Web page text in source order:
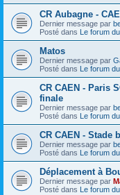
CR Aubagne -
Dernier message par
Posté dans Le forum
Matos
Dernier message par
Posté dans Le forum
CR CAEN - Paris
finale
Dernier message par
Posté dans Le forum
CR CAEN - Stade
Dernier message par
Posté dans Le forum
Déplacement à
Dernier message par
Posté dans Le forum